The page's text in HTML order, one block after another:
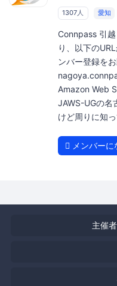
1307人 愛知
Connpass 引
り、以下の
ンバー登録を
Amazon Web
JAWS-UGの名
けど周りに知
メンバーに
主催